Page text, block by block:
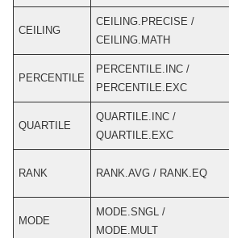
CEILING
CEILING.PRECISE /
CEILING.MATH
PERCENTILE
PERCENTILE.INC /
PERCENTILE.EXC
QUARTILE
QUARTILE.INC /
QUARTILE.EXC
RANK RANK.AVG / RANK.EQ
MODE
MODE.SNGL /
MODE.MULT